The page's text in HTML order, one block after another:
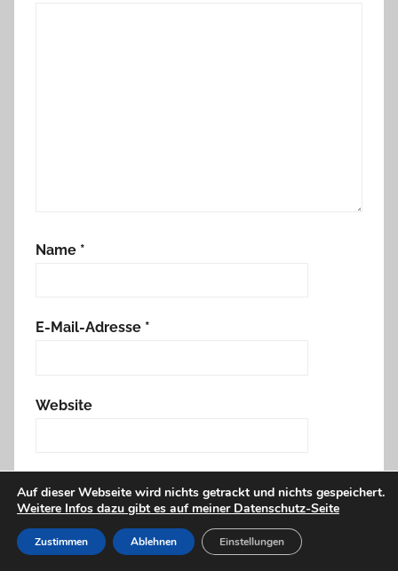
Name *
E-Mail-Adresse *
Website
Browser für meinen nächsten Kommentar
speichern.
Auf dieser Webseite wird nichts getrackt und nichts gespeichert.
Weitere Infos dazu gibt es auf meiner Datenschutz-Seite
Zustimmen Ablehnen Einstellungen